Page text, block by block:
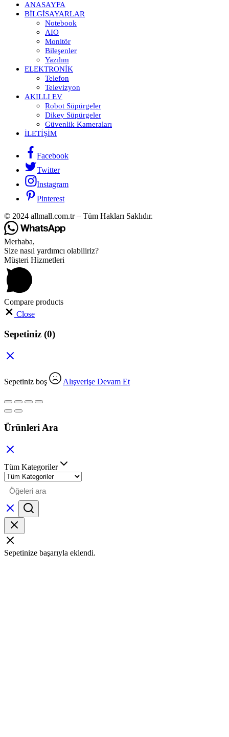
ANASAYFA
BILGISAYARLAR
Notebook
AIO
Monitör
Bileşenler
Yazılım
ELEKTRONIK
Telefon
Televizyon
AKILLI EV
Robot Süpürgeler
Dikey Süpürgeler
Güvenlik Kameraları
İLETIŞIM
Facebook
Twitter
Instagram
Pinterest
© 2024 allmall.com.tr – Tüm Hakları Saklıdır.
Merhaba,
Size nasıl yardımcı olabiliriz?
Müşteri Hizmetleri
Compare products
Close
Sepetiniz (0)
Sepetiniz boş Alışverişe Devam Et
Ürünleri Ara
Tüm Kategoriler
Sepetinize başarıyla eklendi.